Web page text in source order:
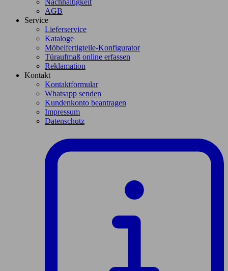
Nachhaltigkeit
AGB
Service
Lieferservice
Kataloge
Möbelfertigteile-Konfigurator
Türaufmaß online erfassen
Reklamation
Kontakt
Kontaktformular
Whatsapp senden
Kundenkonto beantragen
Impressum
Datenschutz